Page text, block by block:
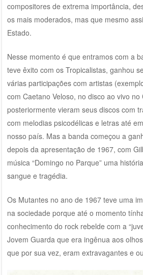
compositores de extrema importância,
os mais moderados, mas que mesmo
Estado.
Nesse momento é que entramos com a
teve êxito com os Tropicalistas, ganhou
várias participações com artistas
com Caetano Veloso, no disco ao vivo no
posteriormente vieram seus discos com
com melodias psicodélicas e letras até
nosso país. Mas a banda começou a
depois da apresentação de 1967, com
música “Domingo no Parque” uma
sangue e tragédia.
Os Mutantes no ano de 1967 teve uma
na sociedade porque até o momento
conhecimento do rock rebelde com a
Jovem Guarda que era ingênua aos
que por sua vez, eram extravagantes e